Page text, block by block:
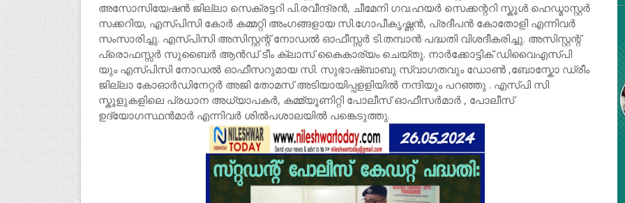
അസോസിയേഷൻ ജില്ലാ സെക്രട്ടറി പി.രവീന്ദ്രൻ, ചീമേനി ഗവ.ഹയർ സെക്കന്ററി സ്കൂൾ ഹെഡ്മാസ്റ്റർ
സക്കറിയ, എസ്പിസി കോർ കമ്മറ്റി അംഗങ്ങളായ സി.ഗോപീകൃഷ്ണൻ, പ്രദീപൻ കോതോളി എന്നിവർ
സംസാരിച്ചു. എസ്പിസി അസിസ്റ്റന്റ് നോഡൽ ഓഫീസ്സർ ടി.തമ്പാൻ പദ്ധതി വിശദീകരിച്ചു. അസിസ്റ്റന്റ്
പ്രൊഫസ്സർ സുബൈർ ആൻഡ് ടീം ക്ലാസ് കൈകാര്യം ചെയ്തു. നാർക്കോട്ടിക് ഡിവൈഎസ്പി
യും എസ്പിസി നോഡൽ ഓഫീസറുമായ സി. സുഭാഷ്ബാബു സ്വാഗതവും ഡോൺ ,ബോസ്കോ ഡ്രീം
ജില്ലാ കോഓർഡിനേറ്റർ അജി തോമസ് അടിയായിപ്പളളിയിൽ നന്ദിയും പറഞ്ഞു . എസ്പി സി
സ്കൂളുകളിലെ പ്രധാന അധ്യാപകർ, കമ്മ്യൂണിറ്റി പോലീസ് ഓഫീസർമാർ , പോലീസ്
ഉദ്യോഗസ്ഥൻമാർ എന്നിവർ ശിൽപശാലയിൽ പങ്കെടുത്തു.